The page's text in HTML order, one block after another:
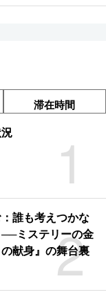
滞在時間
1
2
誰も考えつかな
ミステリーの金
献身』の舞台裏